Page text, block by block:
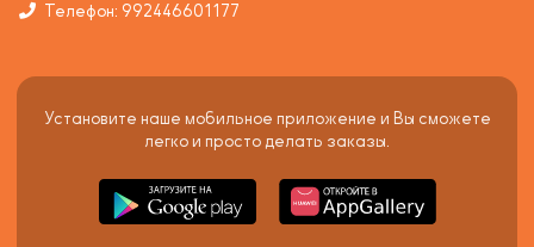
Телефон: 992446601177
Установите наше мобильное приложение и Вы сможете
легко и просто делать заказы.